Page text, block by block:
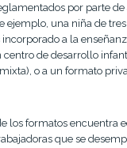
por parte
ejemplo, una niña de
a la
centro de desarrollo
o a un formato
los formatos encuentra
que se